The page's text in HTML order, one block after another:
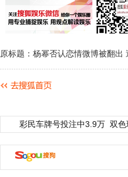
原标题：杨幂否认恋情微博被翻出
彩民车牌号投注中3.9万 双